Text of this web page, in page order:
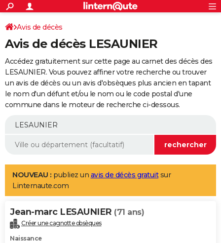
ACTUALITÉS
Politique
Société
Faits Divers
Education
Monde
Villes
+
SPORT
Coupe du monde 2026
Football
Tennis
Cyclisme
Rugby
Forum
Programme TV
TNTStreaming
Cinéma
Sorties cinéma
Musique
+FINANCE
Impôts
Immobilier
Risques naturels par ville
Banque
Assurance
Crédit
AUTO
Essais
Réserver un essai
Citadines
Berlines
SUV
Forum auto
+
Mobiles
Meilleur smartphone
Internet
Ordinateurs
Jeux vidéo
Guide high-tech
Aménagement intérieur
LIFESTYLE
Art de vivre
Bien-être
Loisirs
Mode
Modes de vie
Alimentation
Guide de la santé
Maladies
Médicaments
Sommeil
VOYAGE
Destinations
City break
Voyage nature
Voyage de noces
Forum
Climat
+PHOTO
Avis de décès
Avis de décès LESAUNIER
Accédez gratuitement sur cette page au carnet des décès des
LESAUNIER. Vous pouvez affiner votre recherche ou trouver
un avis de décès ou un avis d'obsèques plus ancien en tapant
le nom d'un défunt et/ou le nom ou le code postal d'une
commune dans le moteur de recherche ci-dessous.
NOUVEAU : publiez un avis de décès gratuitsur
Linternaute.com
Jean-marc LESAUNIER (71 ans)
Créer une cagnotte obsèques
Naissance